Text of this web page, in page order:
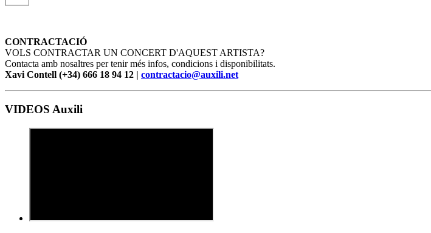
CONTRACTACIÓ
VOLS CONTRACTAR UN CONCERT D'AQUEST ARTISTA?
Contacta amb nosaltres per tenir més infos, condicions i disponibilitats.
Xavi Contell (+34) 666 18 94 12 | contractacio@auxili.net
VIDEOS Auxili